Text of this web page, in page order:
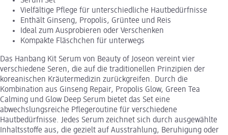
Vielfältige Pflege für unterschiedliche Hautbedürfnisse
Enthält Ginseng, Propolis, Grüntee und Reis
Ideal zum Ausprobieren oder Verschenken
Kompakte Fläschchen für unterwegs
Das Hanbang Kit Serum von Beauty of Joseon vereint vier
verschiedene Seren, die auf die traditionellen Prinzipien der
koreanischen Kräutermedizin zurückgreifen. Durch die
Kombination aus Ginseng Repair, Propolis Glow, Green Tea
Calming und Glow Deep Serum bietet das Set eine
abwechslungsreiche Pflegeroutine für verschiedene
Hautbedürfnisse. Jedes Serum zeichnet sich durch ausgewählte
Inhaltsstoffe aus, die gezielt auf Ausstrahlung, Beruhigung oder